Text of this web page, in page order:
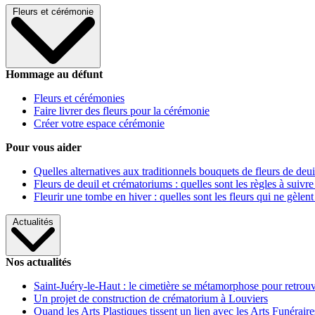
Fleurs et cérémonie
Hommage au défunt
Fleurs et cérémonies
Faire livrer des fleurs pour la cérémonie
Créer votre espace cérémonie
Pour vous aider
Quelles alternatives aux traditionnels bouquets de fleurs de
Fleurs de deuil et crématoriums : quelles sont les règles à
Fleurir une tombe en hiver : quelles sont les fleurs qui ne gèlent
Actualités
Nos actualités
Saint-Juéry-le-Haut : le cimetière se métamorphose pour
Un projet de construction de crématorium à Louviers
Quand les Arts Plastiques tissent un lien avec les Arts